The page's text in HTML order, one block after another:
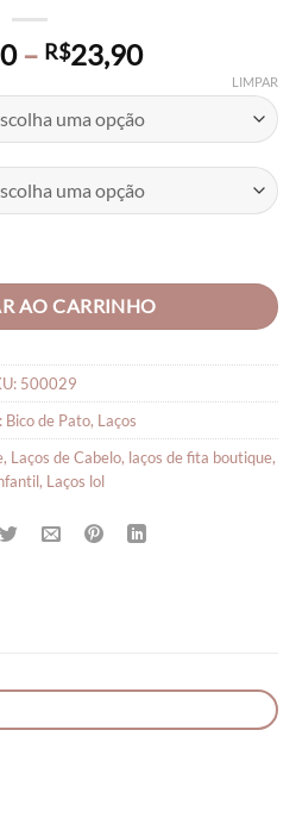
– R$23,90Price
R$19,90
through
R$23,90
LIMPAR
AO CARRINHO
500029
Bico de Pato, Laços
, Laços de Cabelo, laços de fita boutique,
, Laços lol